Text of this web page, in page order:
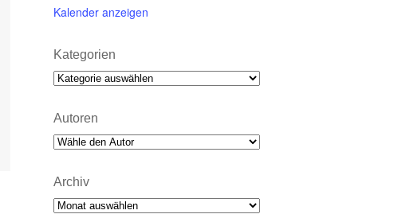
Kalender anzeigen
Kategorien
Kategorien
Autoren
Archiv
Archiv